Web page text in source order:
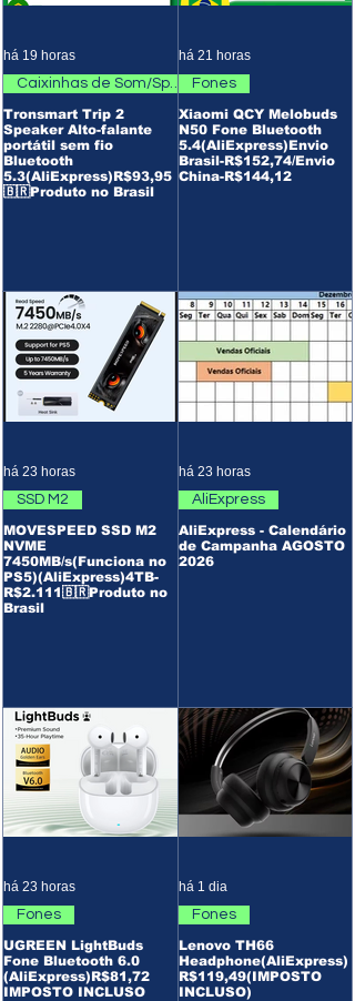
Tronsmart Trip 2
Speaker Alto-falante
portátil sem fio
Bluetooth
5.3(AliExpress)R$93,95
🇧🇷Produto no Brasil
Caixinhas de Som/Speaker
há 19 horas
Xiaomi QCY Melobuds
N50 Fone Bluetooth
5.4(AliExpress)Envio
Brasil-R$152,74/Envio
China-R$144,12
Fones
há 21 horas
MOVESPEED SSD M2
NVME
7450MB/s(Funciona no
PS5)(AliExpress)4TB-
R$2.111🇧🇷Produto no
Brasil
SSD M2
há 23 horas
AliExpress - Calendário
de Campanha AGOSTO
2026
AliExpress
há 23 horas
UGREEN LightBuds
Fone Bluetooth 6.0
(AliExpress)R$81,72
IMPOSTO INCLUSO
Fones
há 23 horas
Lenovo TH66
Headphone(AliExpress)
R$119,49(IMPOSTO
INCLUSO)
Fones
há 1 dia